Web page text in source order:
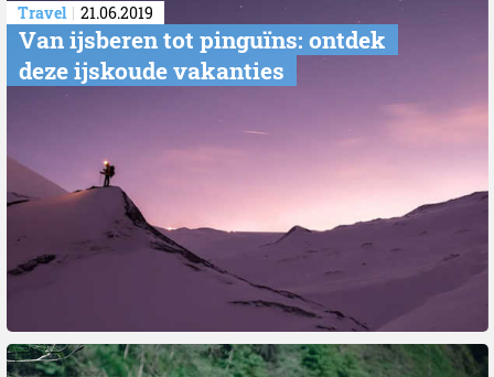
Travel 21.06.2019
​Van ijsberen tot pinguïns: ontdek
deze ijskoude vakanties